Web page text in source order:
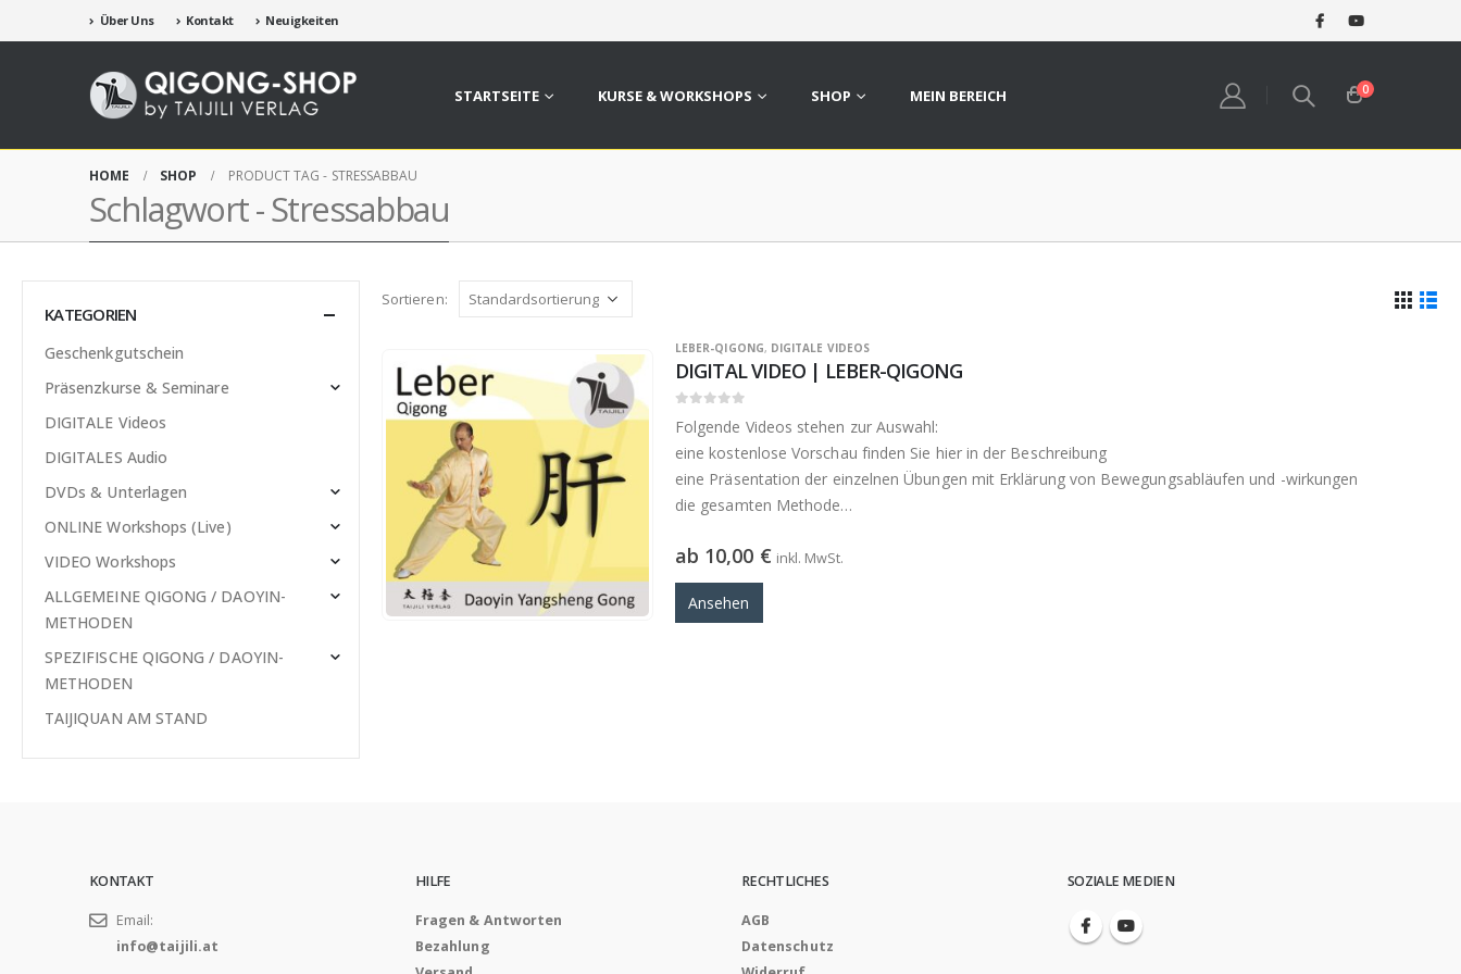
Über Uns Kontakt Neuigkeiten
STARTSEITE KURSE & WORKSHOPS SHOP MEIN BEREICH 0
HOME SHOP PRODUCT TAG - STRESSABBAU
Schlagwort - Stressabbau
Sortieren:
LEBER-QIGONG, DIGITALE VIDEOS
DIGITAL VIDEO | LEBER-QIGONG
Folgende Videos stehen zur Auswahl:
eine kostenlose Vorschau finden Sie hier in der Beschreibung
eine Präsentation der einzelnen Übungen mit Erklärung von Bewegungsabläufen und -wirkungen
die gesamten Methode
ab 10,00 € inkl. MwSt.
Ansehen
KATEGORIEN
Geschenkgutschein
Präsenzkurse & Seminare
DIGITALE Videos
DIGITALES Audio
DVDs & Unterlagen
ONLINE Workshops (Live)
VIDEO Workshops
ALLGEMEINE QIGONG / DAOYIN-
METHODEN
SPEZIFISCHE QIGONG / DAOYIN-
METHODEN
TAIJIQUAN AM STAND
KONTAKT
Email:
info@taijili.at
HILFE
Fragen & Antworten
Bezahlung
RECHTLICHES
AGB
Datenschutz
SOZIALE MEDIEN